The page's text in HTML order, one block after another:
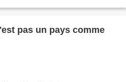
pas un pays comme